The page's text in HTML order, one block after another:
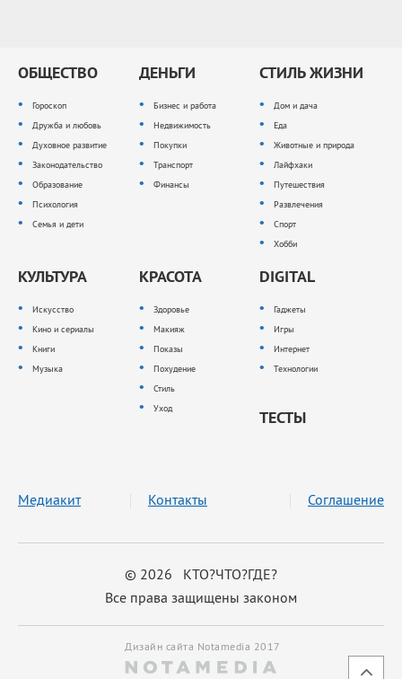
ОБЩЕСТВО
Гороскоп
Дружба и любовь
Духовное развитие
Законодательство
Образование
Психология
Семья и дети
ДЕНЬГИ
Бизнес и работа
Недвижимость
Покупки
Транспорт
Финансы
СТИЛЬ ЖИЗНИ
Дом и дача
Еда
Животные и природа
Лайфхаки
Путешествия
Развлечения
Спорт
Хобби
КУЛЬТУРА
Искусство
Кино и сериалы
Книги
Музыка
КРАСОТА
Здоровье
Макияж
Показы
Похудение
Стиль
Уход
DIGITAL
Гаджеты
Игры
Интернет
Технологии
ТЕСТЫ
© 2026 КТО?ЧТО?ГДЕ?
Все права защищены законом
Медиакит Контакты Соглашение
Дизайн сайта Notamedia 2017